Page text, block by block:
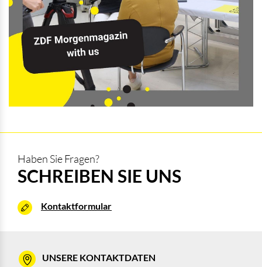
Haben Sie Fragen?
SCHREIBEN SIE UNS
Kontaktformular
UNSERE KONTAKTDATEN